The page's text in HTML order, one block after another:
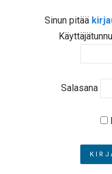
Sinun pitää
Salasana